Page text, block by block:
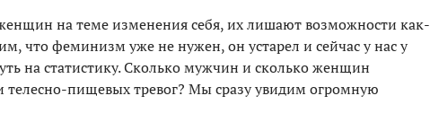
на теме изменения себя, их лишают возможности как-
что феминизм уже не нужен, он устарел и сейчас у нас у
на статистику. Сколько мужчин и сколько женщин
телесно-пищевых тревог? Мы сразу увидим огромную